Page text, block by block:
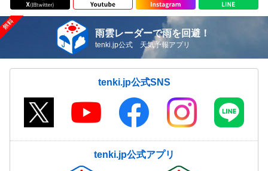
雨雲レーダーで雨を回避！
tenki.jp公式 天気予報アプリ
tenki.jp公式SNS
tenki.jp公式アプリ